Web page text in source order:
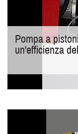
Pompa a
un'efficienza